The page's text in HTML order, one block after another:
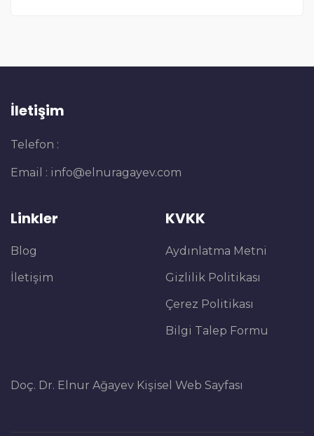
İletişim
Telefon :
Email : info@elnuragayev.com
Linkler
Blog
İletişim
KVKK
Aydınlatma Metni
Gizlilik Politikası
Çerez Politikası
Bilgi Talep Formu
Doç. Dr. Elnur Ağayev Kişisel Web Sayfası